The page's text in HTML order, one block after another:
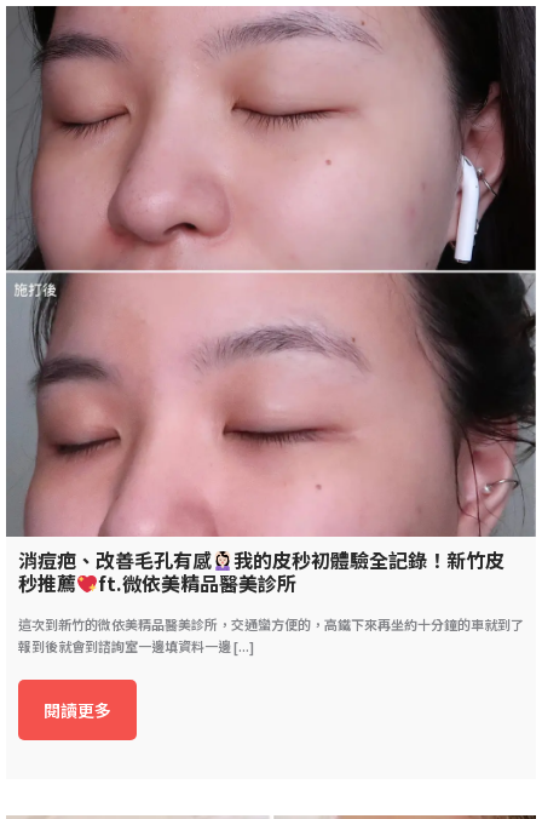
消痘疤、改善毛孔有感 我的皮秒初體驗全記錄！新竹皮
秒推薦 ft.微依美精品醫美診所
這次到新竹的微依美精品醫美診所，交通蠻方便的，高鐵下來再坐約十分鐘的車就到了
報到後就會到諮詢室一邊填資料一邊 [...]
閱讀更多